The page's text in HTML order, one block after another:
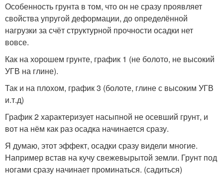
Особенность грунта в том, что он не сразу проявляет
свойства упругой деформации, до определённой
нагрузки за счёт структурной прочности осадки нет
вовсе.
Как на хорошем грунте, график 1 (не болото, не высокий
УГВ на глине).
Так и на плохом, график 3 (болоте, глине с высоким УГВ
и.т.д)
График 2 характеризует насыпной не осевший грунт, и
вот на нём как раз осадка начинается сразу.
Я думаю, этот эффект, осадки сразу видели многие.
Например встав на кучу свежевырытой земли. Грунт под
ногами сразу начинает проминаться. (садиться)